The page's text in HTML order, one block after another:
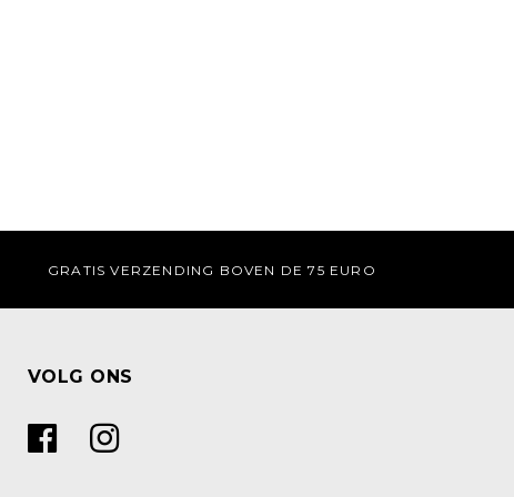
GRATIS VERZENDING BOVEN DE 75 EURO
VOLG ONS